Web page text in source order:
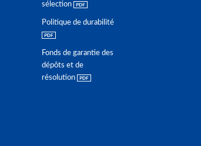
sélection
Politique de durabilité
Fonds de garantie des
dépôts et de
résolution